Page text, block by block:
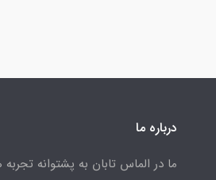
درباره ما
ما در الماس تابان به پشتوانه